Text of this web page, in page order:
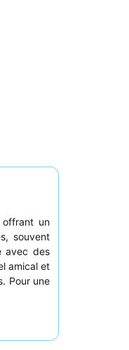
un
souvent
avec des
amical et
Pour une